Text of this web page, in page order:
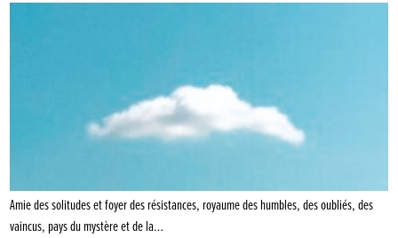
Amie des solitudes et foyer des résistances, royaume des humbles, des oubliés, des
vaincus, pays du mystère et de la…